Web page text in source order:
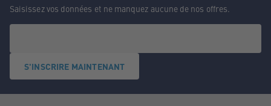
Saisissez vos données et ne manquez aucune de nos offres.
S'INSCRIRE MAINTENANT